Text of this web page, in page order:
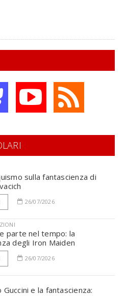
sulla fantascienza di
26/07/2026
parte nel tempo: la
degli Iron Maiden
26/07/2026
Guccini e la fantascienza: